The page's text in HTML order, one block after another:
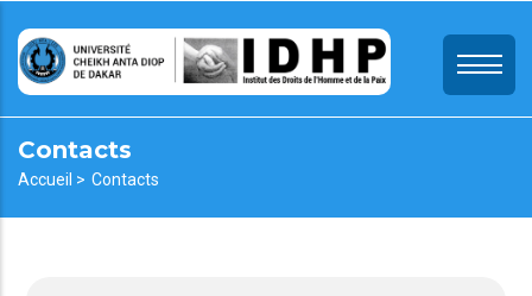
au
contenu
Contacts
Fil
d'Ariane
Accueil > Contacts